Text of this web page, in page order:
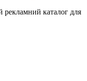
рекламний каталог для